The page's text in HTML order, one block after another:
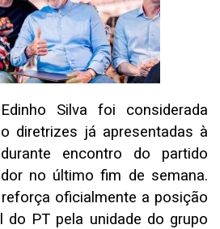
Silva foi considerada
diretrizes já apresentadas à
encontro do partido
no último fim de semana.
oficialmente a posição
do PT pela unidade do grupo